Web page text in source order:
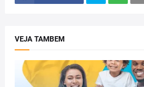
VEJA TAMBEM